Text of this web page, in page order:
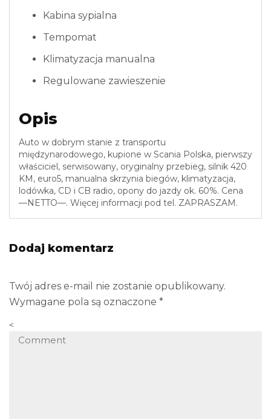
Kabina sypialna
Tempomat
Klimatyzacja manualna
Regulowane zawieszenie
Opis
Auto w dobrym stanie z transportu
międzynarodowego, kupione w Scania Polska, pierwszy
właściciel, serwisowany, oryginalny przebieg, silnik 420
KM, euro5, manualna skrzynia biegów, klimatyzacja,
lodówka, CD i CB radio, opony do jazdy ok. 60%. Cena
—NETTO—. Więcej informacji pod tel. ZAPRASZAM.
Dodaj komentarz
Twój adres e-mail nie zostanie opublikowany.
Wymagane pola są oznaczone *
<